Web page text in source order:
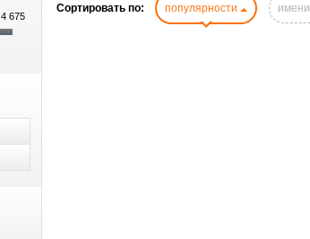
4 675
Сортировать по: популярности имени